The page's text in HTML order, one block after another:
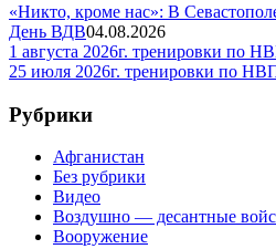
«Никто, кроме нас»: В
День ВДВ04.08.2026
1 августа 2026г. тренировки по
25 июля 2026г. тренировки по
Рубрики
Афганистан
Без рубрики
Видео
Воздушно — десантные
Вооружение